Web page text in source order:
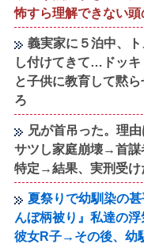
怖すら理解できない
義実家に５泊中、
し付けてきて…ドッキ
と子供に教育して黙
ろ
兄が首吊った。理
サツし家庭崩壊→首謀
特定→結果、実刑受け
夏祭りで幼馴染の
んぼ柄被り』私達の
彼女R子→その後、幼